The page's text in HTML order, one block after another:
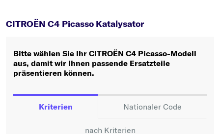
Wo finde ich die?
Oder
Oder Fahrzeugauswahl nach Kriterien:
Hersteller wählen
CITROËN C4 Picasso Katalysator
Bitte wählen Sie Ihr CITROËN C4 Picasso-Modell
aus, damit wir Ihnen passende Ersatzteile
präsentieren können.
Kriterien Nationaler Code
nach Kriterien